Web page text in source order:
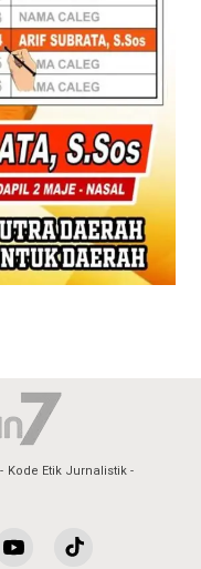
Kode Etik Jurnalistik